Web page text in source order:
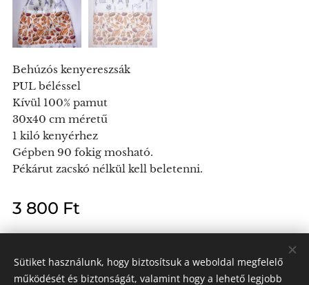
Behúzós kenyereszsák
PUL béléssel
Kívül 100% pamut
30x40 cm méretű
1 kiló kenyérhez
Gépben 90 fokig mosható.
Pékárut zacskó nélkül kell beletenni.
3 800 Ft
Kendra László e.v.
Sütiket használunk, hogy biztosítsuk a weboldal megfelelő
működését és biztonságát, valamint hogy a lehető legjobb